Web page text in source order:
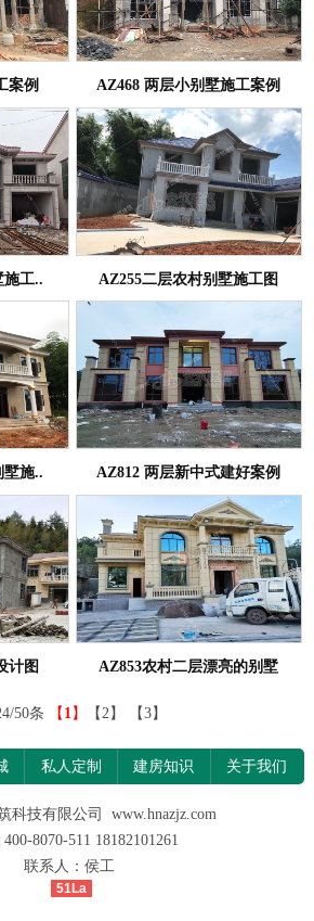
案例 AZ468 两层小别墅施工案例
施工.. AZ255二层农村别墅施工图
墅施.. AZ812 两层新中式建好案例
计图 AZ853农村二层漂亮的别墅
50条 【 1】 【2】 【3】
私人定制 建房知识 关于我们
科技有限公司 www.hnazjz.com
8070-511 18182101261
联系人：侯工
51La